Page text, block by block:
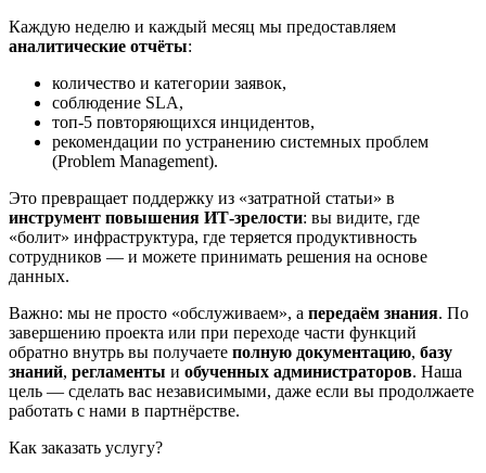
Каждую неделю и каждый месяц мы предоставляем
аналитические отчёты:
количество и категории заявок,
соблюдение SLA,
топ-5 повторяющихся инцидентов,
рекомендации по устранению системных проблем
(Problem Management).
Это превращает поддержку из «затратной статьи» в
инструмент повышения ИТ-зрелости: вы видите, где
«болит» инфраструктура, где теряется продуктивность
сотрудников — и можете принимать решения на основе
данных.
Важно: мы не просто «обслуживаем», а передаём знания. По
завершению проекта или при переходе части функций
обратно внутрь вы получаете полную документацию, базу
знаний, регламенты и обученных администраторов. Наша
цель — сделать вас независимыми, даже если вы продолжаете
работать с нами в партнёрстве.
Как заказать услугу?